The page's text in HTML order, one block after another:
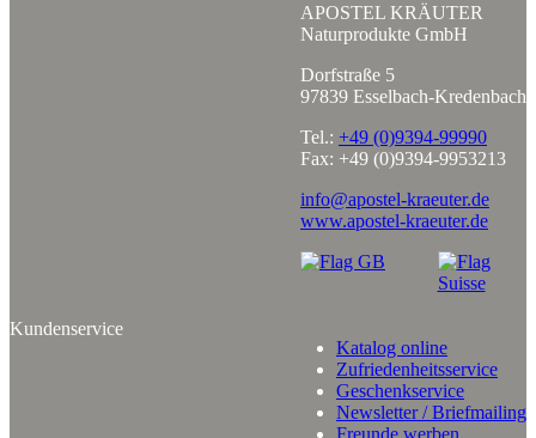
APOSTEL KRÄUTER
Naturprodukte GmbH
Dorfstraße 5
97839 Esselbach-Kredenbach
Tel.: +49 (0)9394-99990
Fax: +49 (0)9394-9953213
info@apostel-kraeuter.de
www.apostel-kraeuter.de
Kundenservice
Katalog online
Zufriedenheitsservice
Geschenkservice
Newsletter / Briefmailing
Freunde werben